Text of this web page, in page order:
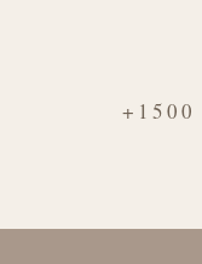
+1500